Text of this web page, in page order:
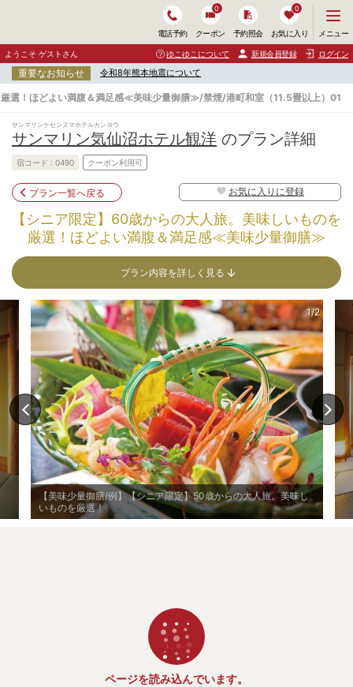
電話予約 クーポン
0
予約照会 お気に入り
0
ニ
ュ
ー
開
く
メニュー
ようこそ ゲストさん ゆこゆこについて 新規会員登録 ログイン
重要なお知らせ 令和8年熊本地震について
選！ほどよい満腹＆満足感≪美味少量御膳≫/禁煙/港町和室（11.5畳以上）01
サンマリンケセンヌマホテルカンヨウ
サンマリン気仙沼ホテル観洋 のプラン詳細
宿コード : 0490 クーポン利用可
プラン一覧へ戻る お気に入りに登録
【シニア限定】60歳からの大人旅。美味しいものを
厳選！ほどよい満腹＆満足感≪美味少量御膳≫
プラン内容を詳しく見る
【美味少量御膳/例】【シニア限定】50歳からの大人旅。美味し
いものを厳選！
1/2
ページを読み込んでいます。